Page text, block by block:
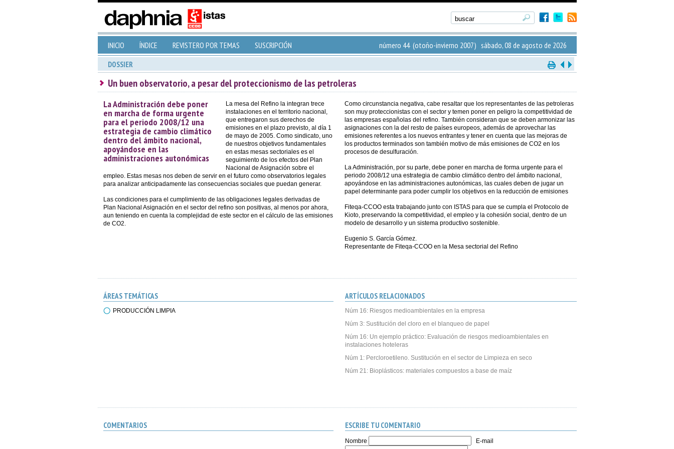
INICIO ÍNDICE REVISTERO POR TEMAS SUSCRIPCIÓN número 44 (otoño-invierno 2007) sábado, 08 de agosto de 2026
DOSSIER
Un buen observatorio, a pesar del proteccionismo de las petroleras
La Administración debe poner
en marcha de forma urgente
para el periodo 2008/12 una
estrategia de cambio climático
dentro del ámbito nacional,
apoyándose en las
administraciones autonómicas
La mesa del Refino la integran trece
instalaciones en el territorio nacional,
que entregaron sus derechos de
emisiones en el plazo previsto, al día 1
de mayo de 2005. Como sindicato, uno
de nuestros objetivos fundamentales
en estas mesas sectoriales es el
seguimiento de los efectos del Plan
Nacional de Asignación sobre el
empleo. Estas mesas nos deben de servir en el futuro como observatorios legales
para analizar anticipadamente las consecuencias sociales que puedan generar.
Las condiciones para el cumplimiento de las obligaciones legales derivadas de
Plan Nacional Asignación en el sector del refino son positivas, al menos por ahora,
aun teniendo en cuenta la complejidad de este sector en el cálculo de las emisiones
de CO2.
Como circunstancia negativa, cabe resaltar que los representantes de las petroleras
son muy proteccionistas con el sector y temen poner en peligro la competitividad de
las empresas españolas del refino. También consideran que se deben armonizar las
asignaciones con la del resto de países europeos, además de aprovechar las
emisiones referentes a los nuevos entrantes y tener en cuenta que las mejoras de
los productos terminados son también motivo de más emisiones de CO2 en los
procesos de desulfuración.
La Administración, por su parte, debe poner en marcha de forma urgente para el
periodo 2008/12 una estrategia de cambio climático dentro del ámbito nacional,
apoyándose en las administraciones autonómicas, las cuales deben de jugar un
papel determinante para poder cumplir los objetivos en la reducción de emisiones
Fiteqa-CCOO esta trabajando junto con ISTAS para que se cumpla el Protocolo de
Kioto, preservando la competitividad, el empleo y la cohesión social, dentro de un
modelo de desarrollo y un sistema productivo sostenible.
Eugenio S. García Gómez.
Representante de Fiteqa-CCOO en la Mesa sectorial del Refino
ÁREAS TEMÁTICAS
PRODUCCIÓN LIMPIA
ARTÍCULOS RELACIONADOS
Núm 16: Riesgos medioambientales en la empresa
Núm 3: Sustitución del cloro en el blanqueo de papel
Núm 16: Un ejemplo práctico: Evaluación de riesgos medioambientales en
instalaciones hoteleras
Núm 1: Percloroetileno. Sustitución en el sector de Limpieza en seco
Núm 21: Bioplásticos: materiales compuestos a base de maíz
COMENTARIOS ESCRIBE TU COMENTARIO
Nombre E-mail